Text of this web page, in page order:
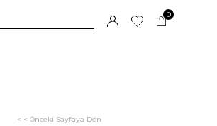
0
< < Önceki Sayfaya Dön